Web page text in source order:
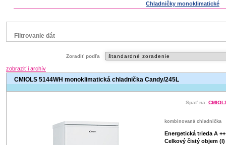
Chladničky monoklimatické
Filtrovanie dát
Zanussi
Status
Zoradiť podľa
zobraziť i archív
CMIOLS 5144WH monoklimatická chladnička Candy/245L
Spať na:
kombinovaná chladnička
Energetická trieda A ++
Celkový čistý objem (l)